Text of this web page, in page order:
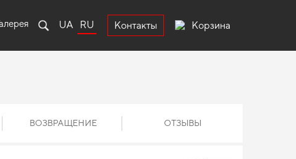
UA RU Контакты Корзина
ВОЗВРАЩЕНИЕ ОТЗЫВЫ